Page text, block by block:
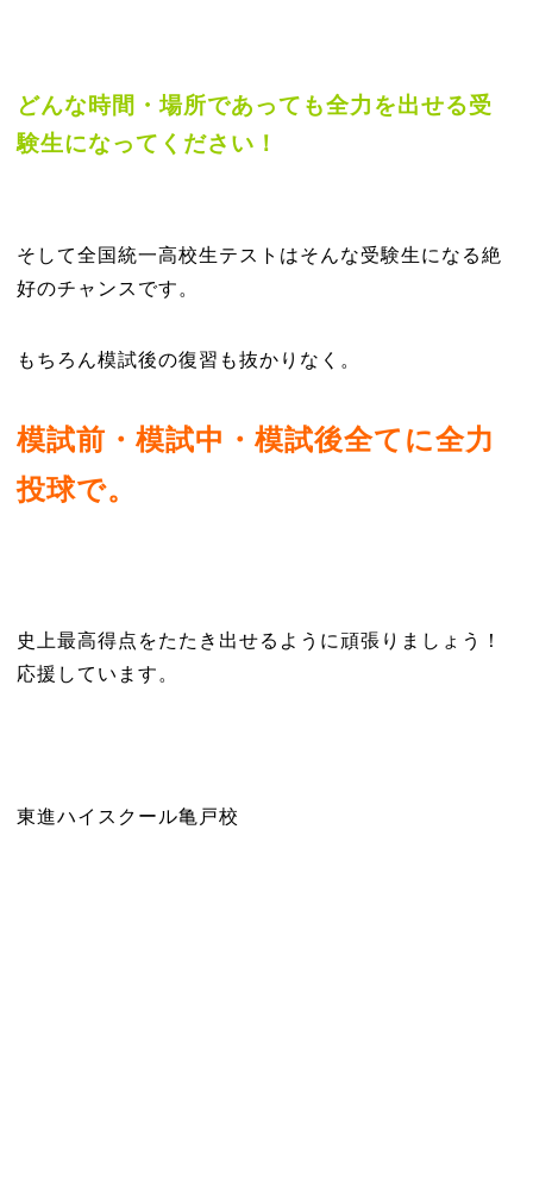
どんな時間・場所であっても全力を出せる受
験生になってください！
そして全国統一高校生テストはそんな受験生になる絶
好のチャンスです。
もちろん模試後の復習も抜かりなく。
模試前・模試中・模試後全てに全力
投球で。
史上最高得点をたたき出せるように頑張りましょう！
応援しています。
東進ハイスクール亀戸校